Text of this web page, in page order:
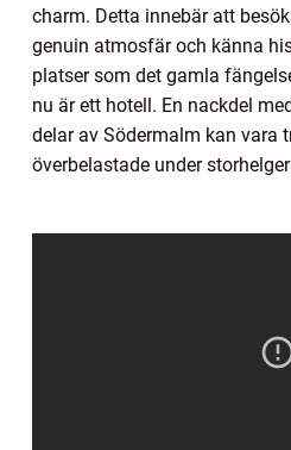
charm. Detta innebär att
genuin atmosfär och känna
platser som det gamla
nu är ett hotell. En nackdel
delar av Södermalm kan vara
överbelastade under